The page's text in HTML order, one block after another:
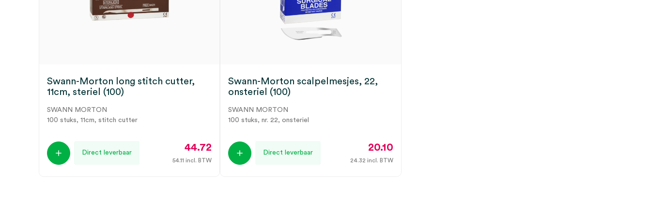
Swann-Morton long stitch cutter,
11cm, steriel (100)
SWANN MORTON
100 stuks, 11cm, stitch cutter
Direct leverbaar 44.72
54.11 incl. BTW
Swann-Morton scalpelmesjes, 22,
onsteriel (100)
SWANN MORTON
100 stuks, nr. 22, onsteriel
Direct leverbaar 20.10
24.32 incl. BTW